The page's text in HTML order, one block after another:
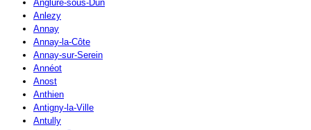
Anglure-sous-Dun
Anlezy
Annay
Annay-la-Côte
Annay-sur-Serein
Annéot
Anost
Anthien
Antigny-la-Ville
Antully